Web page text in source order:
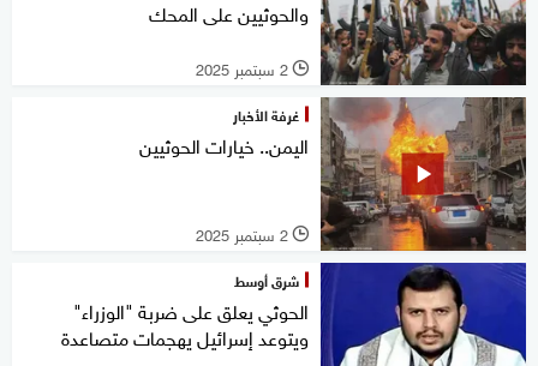
والحوثيين على المحك
l 2 سبتمبر 2025
غرفة الأخبار
اليمن.. خيارات الحوثيين
l 2 سبتمبر 2025
شرق أوسط
الحوثي يعلق على ضربة "الوزراء"
ويتوعد إسرائيل يهجمات متصاعدة